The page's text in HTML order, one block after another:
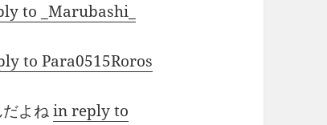
to _Marubashi_
to Para0515Roros
だよねin reply to